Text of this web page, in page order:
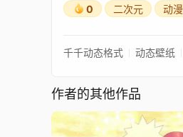
0 二次元 动漫
千千动态格式 动态壁纸
作者的其他作品